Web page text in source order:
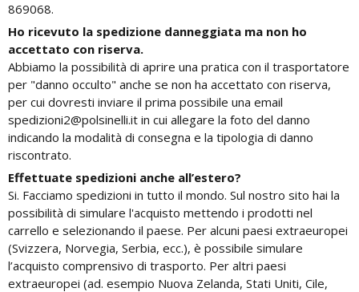
869068.
Ho ricevuto la spedizione danneggiata ma non ho
accettato con riserva.
Abbiamo la possibilità di aprire una pratica con il trasportatore
per "danno occulto" anche se non ha accettato con riserva,
per cui dovresti inviare il prima possibile una email
spedizioni2@polsinelli.it in cui allegare la foto del danno
indicando la modalità di consegna e la tipologia di danno
riscontrato.
Effettuate spedizioni anche all’estero?
Si. Facciamo spedizioni in tutto il mondo. Sul nostro sito hai la
possibilità di simulare l'acquisto mettendo i prodotti nel
carrello e selezionando il paese. Per alcuni paesi extraeuropei
(Svizzera, Norvegia, Serbia, ecc.), è possibile simulare
l’acquisto comprensivo di trasporto. Per altri paesi
extraeuropei (ad. esempio Nuova Zelanda, Stati Uniti, Cile,